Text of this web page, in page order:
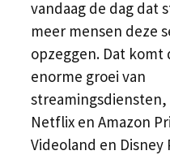
vandaag de dag dat
meer mensen deze
opzeggen. Dat komt
enorme groei van
streamingsdiensten,
Netflix en Amazon
Videoland en Disney